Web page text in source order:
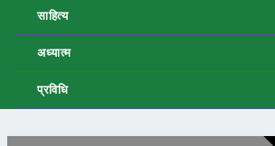
साहित्य
अध्यात्म
प्रविधि